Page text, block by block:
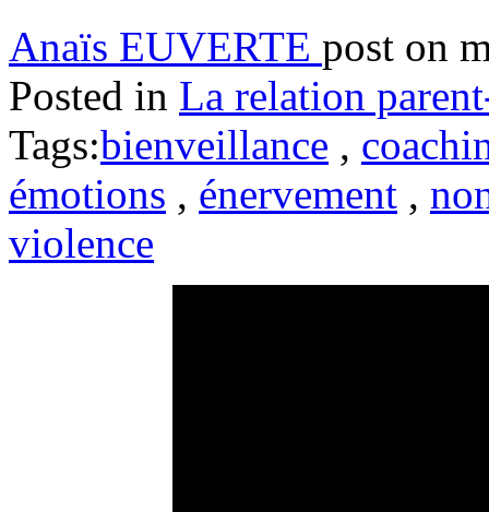
Anaïs EUVERTE post on
Posted in La relation
Tags:bienveillance ,
émotions , énervement ,
violence